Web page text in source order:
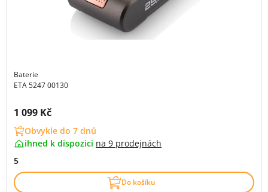
Baterie
ETA 5247 00130
Cena s DPH:
1 099 Kč
Obvykle do 7 dnů
ihned k dispozici na 9 prodejnách
5
Do košíku